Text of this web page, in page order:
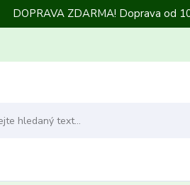
DOPRAVA ZDARMA! Doprava od